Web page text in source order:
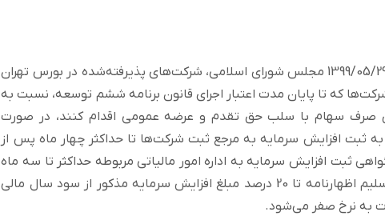
مطابق با قانون مصوب 1399/05/29 مجلس شورای اسلامی، شرکت‌های پذیرفته‌شده در بورس تهران
که تا پایان مدت اعتبار اجرای قانون برنامه ششم توسعه، نسبت به
صرف سهام با سلب حق تقدم و عرضه عمومی اقدام کنند، در صورت
ثبت افزایش سرمایه به مرجع ثبت شرکت‌ها تا حداکثر چهار ماه پس از
ثبت افزایش سرمایه به اداره امور مالیاتی مربوطه حداکثر تا سه ماه
پس از انقضای مهلت تسلیم اظهارنامه تا 20 درصد مبلغ افزایش سرمایه مذکور از سود سال مالی
به نرخ صفر می‌شود.